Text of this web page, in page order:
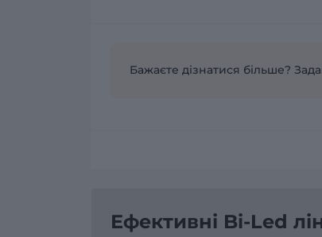
Бажаєте дізнатися більше?
Ефективні Bi-Led